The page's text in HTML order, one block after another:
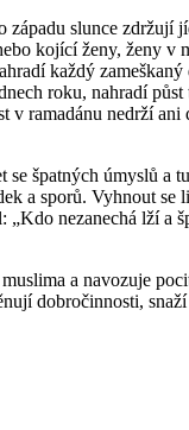
západu slunce
kojící ženy, ženy v
každý
roku, nahradí
ramadánu nedrží ani
se špatných úmyslů a
a sporů. Vyhnout se
nezanechá lží a
a navozuje
dobročinnosti,